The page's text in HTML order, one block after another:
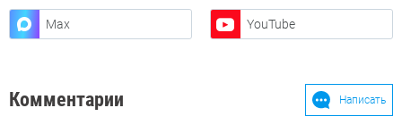
Max YouTube
Комментарии Написать